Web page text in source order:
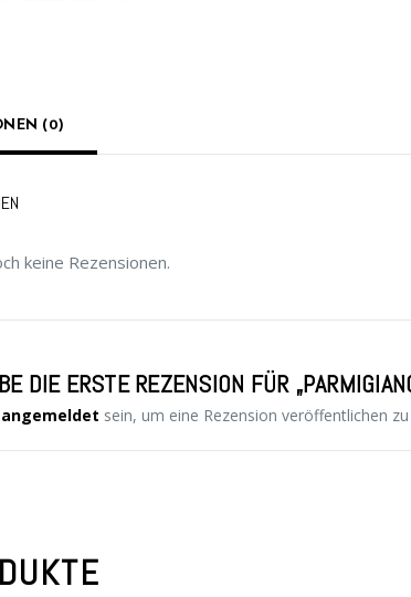
(0)
keine Rezensionen.
DIE ERSTE REZENSION FÜR
angemeldet sein, um eine Rezension veröffentlichen